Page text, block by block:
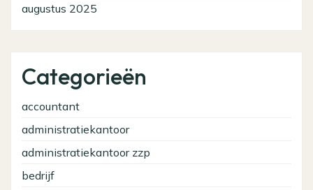
augustus 2025
Categorieën
accountant
administratiekantoor
administratiekantoor zzp
bedrijf